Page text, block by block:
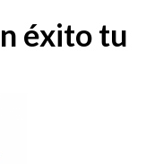
éxito tu